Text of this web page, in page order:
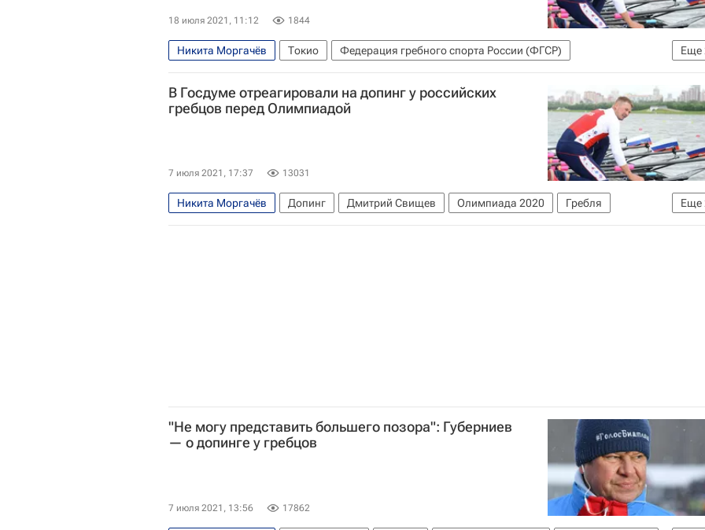
18 июля 2021, 11:12 1844
Еще
Никита Моргачёв Токио
Федерация гребного спорта России (ФГСР)
Другие виды спорта
Олимпиада 2020
В Госдуме отреагировали на допинг у российских
гребцов перед Олимпиадой
7 июля 2021, 17:37 13031
Еще
Никита Моргачёв Допинг Дмитрий Свищев Олимпиада 2020
Гребля
Госдума РФ
Алексей Свирин
"Не могу представить большего позора": Губерниев
— о допинге у гребцов
7 июля 2021, 13:56 17862